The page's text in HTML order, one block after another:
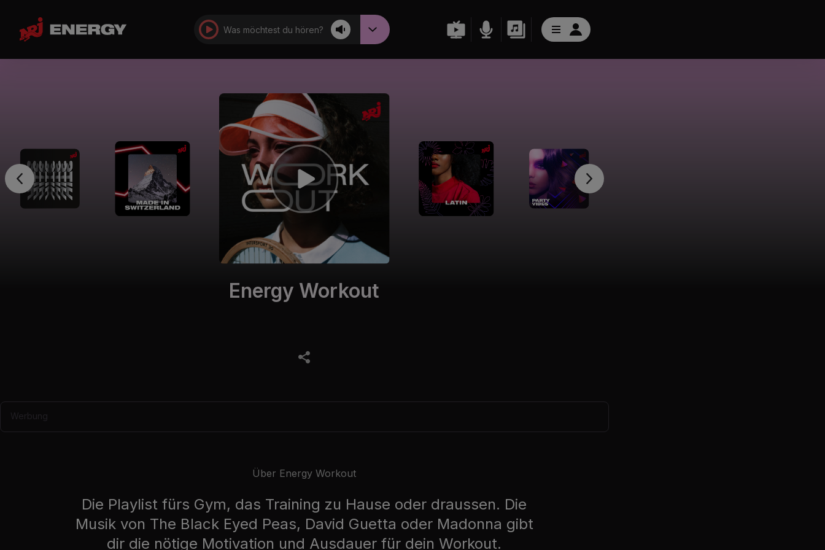
Was möchtest du hören?
Energy Workout
Werbung
Über Energy Workout
Die Playlist fürs Gym, das Training zu Hause oder draussen. Die
Musik von The Black Eyed Peas, David Guetta oder Madonna gibt
dir die nötige Motivation und Ausdauer für dein Workout.